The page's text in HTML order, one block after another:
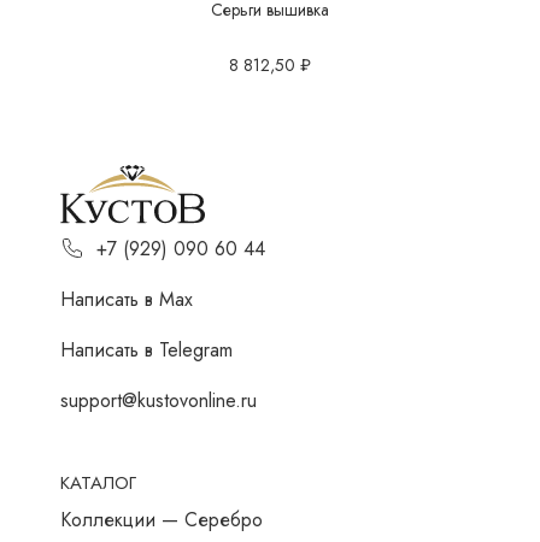
Серьги вышивка
8 812,50 ₽
+7 (929) 090 60 44
Написать в Мах
Написать в Telegram
support@kustovonline.ru
КАТАЛОГ
Коллекции — Серебро